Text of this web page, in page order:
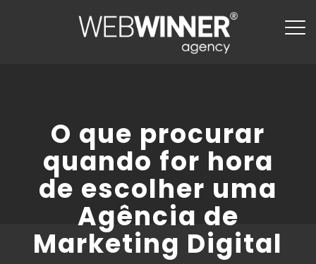
O que procurar
quando for hora
de escolher uma
Agência de
Marketing Digital